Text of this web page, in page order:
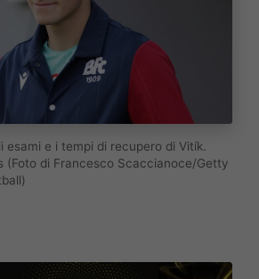
esami e i tempi di recupero di Vitík.
(Foto di Francesco Scaccianoce/Getty